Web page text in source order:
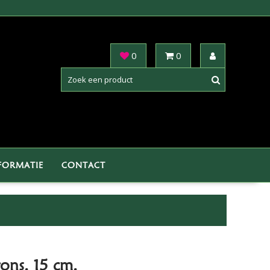
0 0
CONTACT
15 cm.